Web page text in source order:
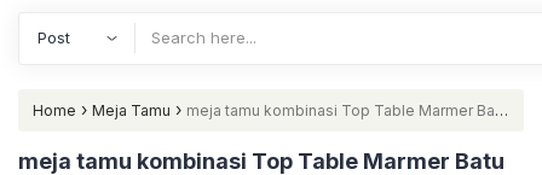
Home › Meja Tamu › meja tamu kombinasi Top Table Marmer Batu
Alam Furniture Jepara
meja tamu kombinasi Top Table Marmer Batu